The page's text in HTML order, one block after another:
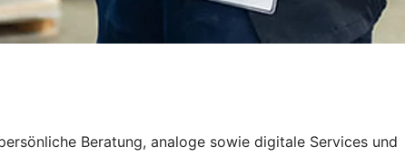
Beratung, analoge sowie digitale Services und